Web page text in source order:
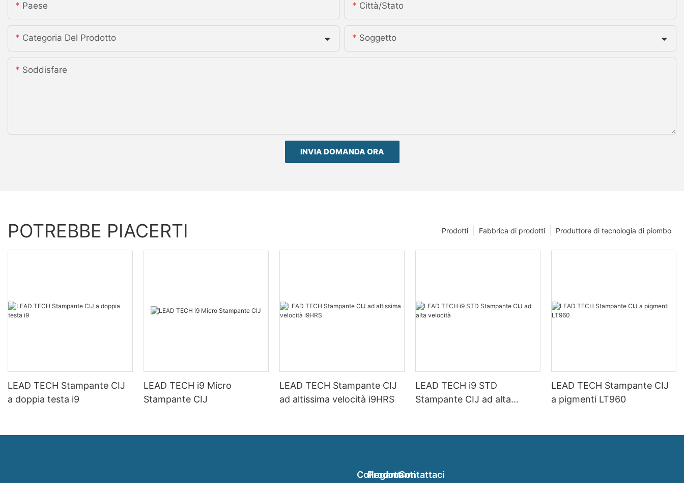
Paese Città/stato
Categoria Del Prodotto Soggetto
Soddisfare
INVIA DOMANDA ORA
POTREBBE PIACERTI Produttore di tecnologia di piombo
Fabbrica di prodotti
Prodotti
LEAD TECH Stampante CIJ
a doppia testa i9
LEAD TECH i9 Micro
Stampante CIJ
LEAD TECH Stampante CIJ
ad altissima velocità i9HRS
LEAD TECH i9 STD
Stampante CIJ ad alta
LEAD TECH Stampante CIJ
a pigmenti LT960
Collegamenti
ProdottiContattaci